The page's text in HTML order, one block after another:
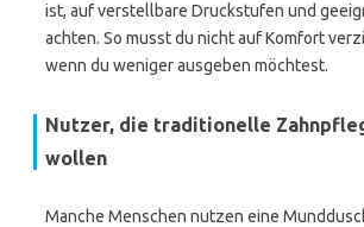
ist, auf verstellbare Druckstufen und
achten. So musst du nicht auf Komfort
wenn du weniger ausgeben möchtest.
Nutzer, die traditionelle
wollen
Manche Menschen nutzen eine